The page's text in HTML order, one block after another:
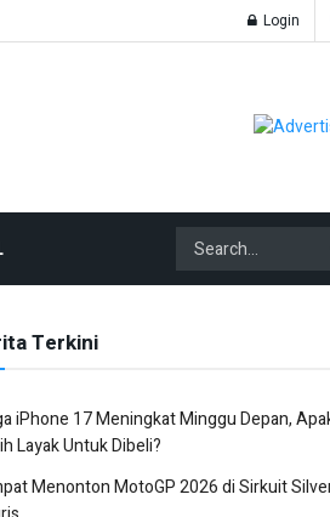
Login
Terkini
iPhone 17 Meningkat Minggu Depan,
Layak Untuk Dibeli?
Menonton MotoGP 2026 di Sirkuit